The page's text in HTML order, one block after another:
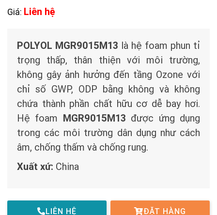
Giá: Liên hệ
POLYOL MGR9015M13 là hệ foam phun tỉ
trọng thấp, thân thiện với môi trường,
không gây ảnh hưởng đến tầng Ozone với
chỉ số GWP, ODP bằng không và không
chứa thành phần chất hữu cơ dễ bay hơi.
Hệ foam MGR9015M13 được ứng dụng
trong các môi trường dân dụng như cách
âm, chống thấm và chống rung.
Xuất xứ: China
LIÊN HỆ ĐẶT HÀNG